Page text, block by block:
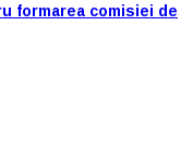
formarea comisiei de